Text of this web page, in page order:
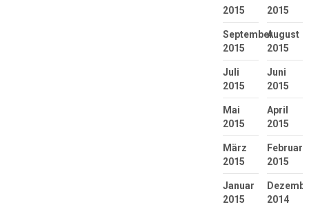
2015
2015
September
2015
August
2015
Juli
2015
Juni
2015
Mai
2015
April
2015
März
2015
Februar
2015
Januar
2015
2014